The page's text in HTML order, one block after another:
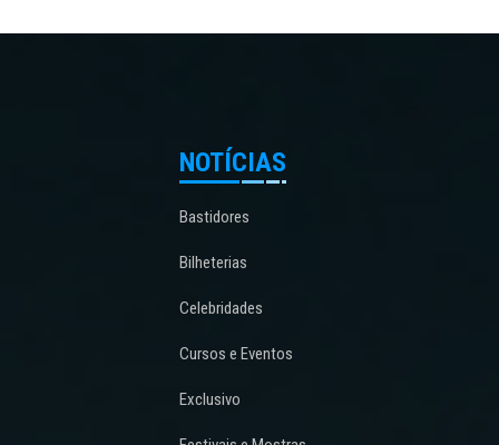
NOTÍCIAS
Bastidores
Bilheterias
Celebridades
Cursos e Eventos
Exclusivo